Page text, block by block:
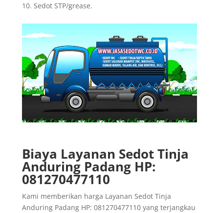
Sedot STP/grease.
Biaya Layanan Sedot Tinja
Anduring Padang HP:
081270477110
Kami memberikan harga Layanan Sedot Tinja
Anduring Padang HP: 081270477110 yang terjangkau